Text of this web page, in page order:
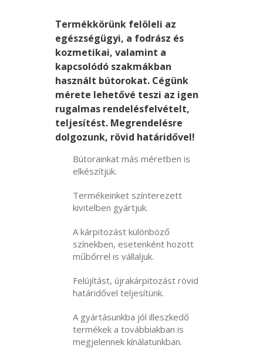
Termékkörünk felöleli az
egészségügyi, a fodrász és
kozmetikai, valamint a
kapcsolódó szakmákban
használt bútorokat. Cégünk
mérete lehetővé teszi az igen
rugalmas rendelésfelvételt,
teljesítést. Megrendelésre
dolgozunk, rövid határidővel!
Bútorainkat más méretben is
elkészítjük.
Termékeinket színterezett
kivitelben gyártjuk.
A kárpitozást különböző
színekben, esetenként hozott
műbőrrel is vállaljuk.
Felújítást, újrakárpitozást rövid
határidővel teljesítünk.
A gyártásunkba jól illeszkedő
termékek a továbbiakban is
megjelennek kínálatunkban.